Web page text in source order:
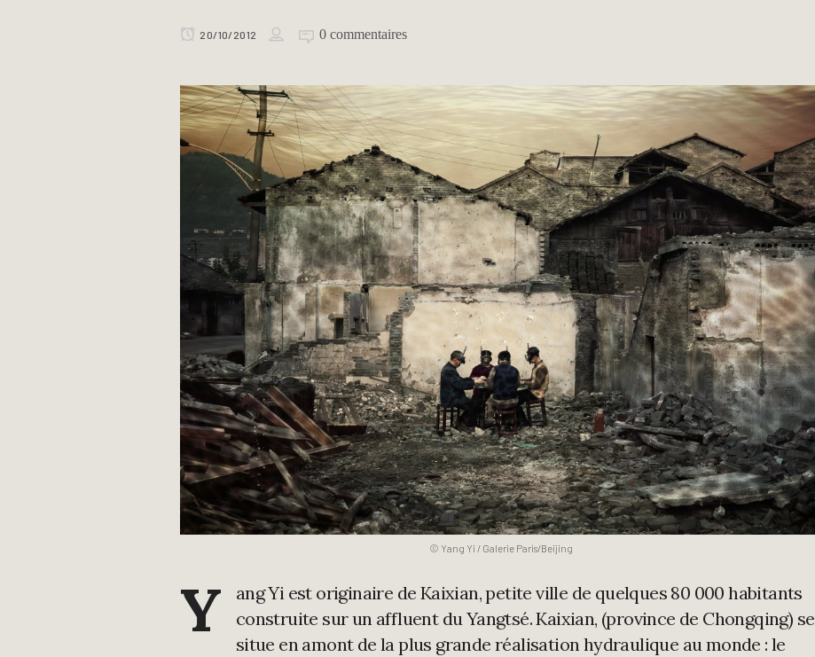
20/10/2012 0 commentaires
© Yang Yi / Galerie Paris/Beijing
Y
ang Yi est originaire de Kaixian, petite ville de quelques 80 000 habitants
construite sur un affluent du Yangtsé. Kaixian, (province de Chongqing) se
situe en amont de la plus grande réalisation hydraulique au monde : le